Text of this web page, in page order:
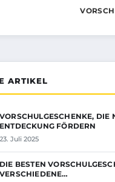
ARTIKEL
VORSCHULGESCHENKE, DIE
ENTDECKUNG FÖRDERN
23. Juli 2025
DIE BESTEN
VERSCHIEDENE…